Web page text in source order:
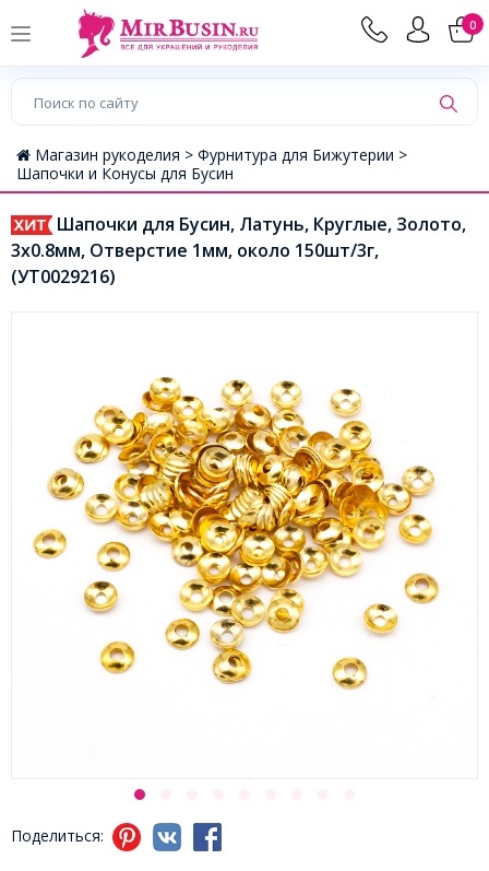
0
Магазин рукоделия > Фурнитура для Бижутерии >
Шапочки и Конусы для Бусин
Шапочки для Бусин, Латунь, Круглые, Золото,
3х0.8мм, Отверстие 1мм, около 150шт/3г,
(УТ0029216)
Поделиться: